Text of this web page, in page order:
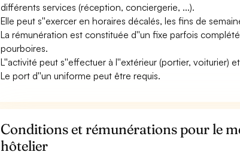
différents services (réception, conciergerie, ...).
Elle peut s''exercer en horaires décalés, les fins de
La rémunération est constituée d''un fixe parfois
pourboires.
L''activité peut s''effectuer à l''extérieur (portier, voiturier)
Le port d''un uniforme peut être requis.
Conditions et rémunérations pour le
hôtelier